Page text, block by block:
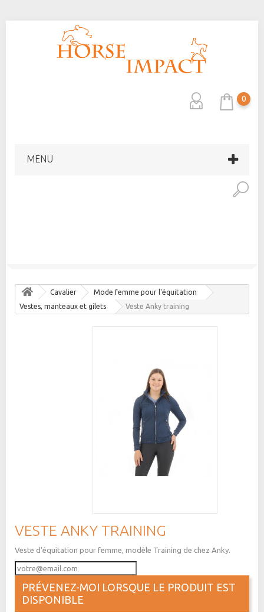
0
MENU
Cavalier
Mode femme pour l'équitation
Vestes, manteaux et gilets
Veste Anky training
VESTE ANKY TRAINING
Veste d'équitation pour femme, modèle Training de chez Anky.
PRÉVENEZ-MOI LORSQUE LE PRODUIT EST
DISPONIBLE